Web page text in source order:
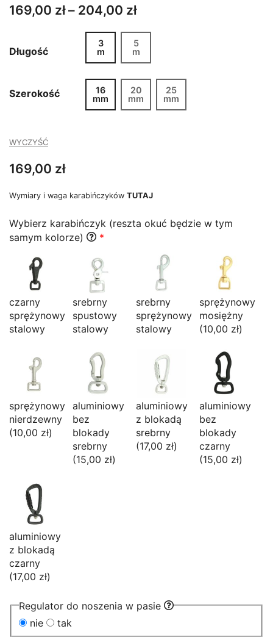
169,00 zł – 204,00 złZakres
od
169,00 zł
do
204,00 zł
Długość
3
m
5
m
Szerokość
16
mm
20
mm
25
mm
WYCZYŚĆ
169,00 zł
Wymiary i waga karabińczyków TUTAJ
Wybierz karabińczyk (reszta okuć będzie w tym
samym kolorze)
*
czarny
sprężynowy
stalowy
srebrny
spustowy
stalowy
srebrny
sprężynowy
stalowy
sprężynowy
mosiężny
(10,00 zł)
sprężynowy
nierdzewny
(10,00 zł)
aluminiowy
bez
blokady
srebrny
(15,00 zł)
aluminiowy
z blokadą
srebrny
(17,00 zł)
aluminiowy
bez
blokady
czarny
(15,00 zł)
aluminiowy
z blokadą
czarny
(17,00 zł)
Regulator do noszenia w pasie
nie
tak